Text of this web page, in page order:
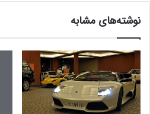
نوشته‌های مشابه